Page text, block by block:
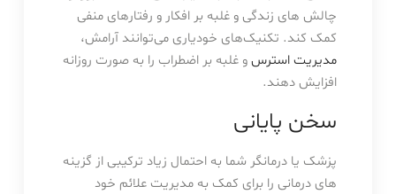
چالش های زندگی و غلبه بر افکار و رفتارهای منفی
کمک کند. تکنیک‌های خودیاری می‌توانند آرامش،
مدیریت استرسو غلبه بر اضطراب را به صورت روزانه
افزایش دهند.
سخن پایانی
پزشک یا درمانگر شما به احتمال زیاد ترکیبی از گزینه
های درمانی را برای کمک به مدیریت علائم خود